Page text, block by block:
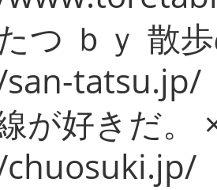
つ ｂｙ 散
tatsu.jp/
が好きだ。